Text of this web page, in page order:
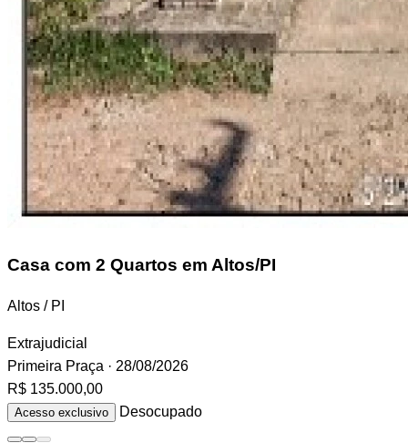
Casa com 2 Quartos em Altos/PI
Altos / PI
Extrajudicial
Primeira Praça · 28/08/2026
R$ 135.000,00
Acesso exclusivo Desocupado